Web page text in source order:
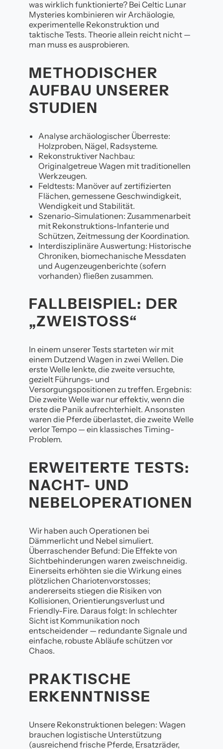
was wirklich funktionierte? Bei Celtic Lunar
Mysteries kombinieren wir Archäologie,
experimentelle Rekonstruktion und
taktische Tests. Theorie allein reicht nicht —
man muss es ausprobieren.
METHODISCHER
AUFBAU UNSERER
STUDIEN
Analyse archäologischer Überreste:
Holzproben, Nägel, Radsysteme.
Rekonstruktiver Nachbau:
Originalgetreue Wagen mit traditionellen
Werkzeugen.
Feldtests: Manöver auf zertifizierten
Flächen, gemessene Geschwindigkeit,
Wendigkeit und Stabilität.
Szenario-Simulationen: Zusammenarbeit
mit Rekonstruktions-Infanterie und
Schützen, Zeitmessung der Koordination.
Interdisziplinäre Auswertung: Historische
Chroniken, biomechanische Messdaten
und Augenzeugenberichte (sofern
vorhanden) fließen zusammen.
FALLBEISPIEL: DER
„ZWEISTOSS“
In einem unserer Tests starteten wir mit
einem Dutzend Wagen in zwei Wellen. Die
erste Welle lenkte, die zweite versuchte,
gezielt Führungs- und
Versorgungspositionen zu treffen. Ergebnis:
Die zweite Welle war nur effektiv, wenn die
erste die Panik aufrechterhielt. Ansonsten
waren die Pferde überlastet, die zweite Welle
verlor Tempo — ein klassisches Timing-
Problem.
ERWEITERTE TESTS:
NACHT- UND
NEBELOPERATIONEN
Wir haben auch Operationen bei
Dämmerlicht und Nebel simuliert.
Überraschender Befund: Die Effekte von
Sichtbehinderungen waren zweischneidig.
Einerseits erhöhten sie die Wirkung eines
plötzlichen Chariotenvorstosses;
andererseits stiegen die Risiken von
Kollisionen, Orientierungsverlust und
Friendly-Fire. Daraus folgt: In schlechter
Sicht ist Kommunikation noch
entscheidender — redundante Signale und
einfache, robuste Abläufe schützen vor
Chaos.
PRAKTISCHE
ERKENNTNISSE
Unsere Rekonstruktionen belegen: Wagen
brauchen logistische Unterstützung
(ausreichend frische Pferde, Ersatzräder,